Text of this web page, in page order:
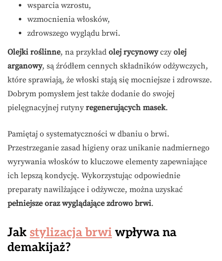
wsparcia wzrostu,
wzmocnienia włosków,
zdrowszego wyglądu brwi.
Olejki roślinne, na przykład olej rycynowyczy olej
arganowy, są źródłem cennych składników odżywczych,
które sprawiają, że włoski stają się mocniejsze i zdrowsze.
Dobrym pomysłem jest także dodanie do swojej
pielęgnacyjnej rutyny regenerujących masek.
Pamiętaj o systematyczności w dbaniu o brwi.
Przestrzeganie zasad higieny oraz unikanie nadmiernego
wyrywania włosków to kluczowe elementy zapewniające
ich lepszą kondycję. Wykorzystując odpowiednie
preparaty nawilżające i odżywcze, można uzyskać
pełniejsze oraz wyglądające zdrowo brwi.
Jak stylizacja brwi wpływa na
demakijaż?